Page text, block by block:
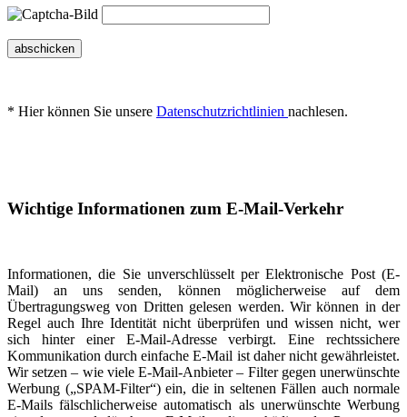
abschicken
* Hier können Sie unsere Datenschutzrichtlinien nachlesen.
Wichtige Informationen zum E-Mail-Verkehr
Informationen, die Sie unverschlüsselt per Elektronische Post (E-
Mail) an uns senden, können möglicherweise auf dem
Übertragungsweg von Dritten gelesen werden. Wir können in der
Regel auch Ihre Identität nicht überprüfen und wissen nicht, wer
sich hinter einer E-Mail-Adresse verbirgt. Eine rechtssichere
Kommunikation durch einfache E-Mail ist daher nicht gewährleistet.
Wir setzen – wie viele E-Mail-Anbieter – Filter gegen unerwünschte
Werbung („SPAM-Filter“) ein, die in seltenen Fällen auch normale
E-Mails fälschlicherweise automatisch als unerwünschte Werbung